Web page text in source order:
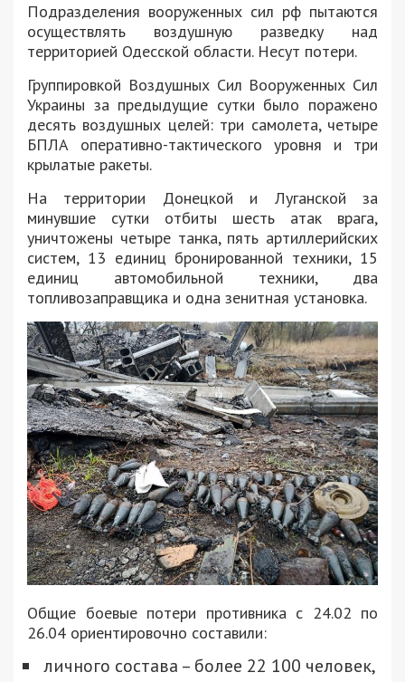
Подразделения вооруженных сил рф пытаются
осуществлять воздушную разведку над
территорией Одесской области. Несут потери.
Группировкой Воздушных Сил Вооруженных Сил
Украины за предыдущие сутки было поражено
десять воздушных целей: три самолета, четыре
БПЛА оперативно-тактического уровня и три
крылатые ракеты.
На территории Донецкой и Луганской за
минувшие сутки отбиты шесть атак врага,
уничтожены четыре танка, пять артиллерийских
систем, 13 единиц бронированной техники, 15
единиц автомобильной техники, два
топливозаправщика и одна зенитная установка.
Общие боевые потери противника с 24.02 по
26.04 ориентировочно составили:
личного состава – более 22 100 человек,